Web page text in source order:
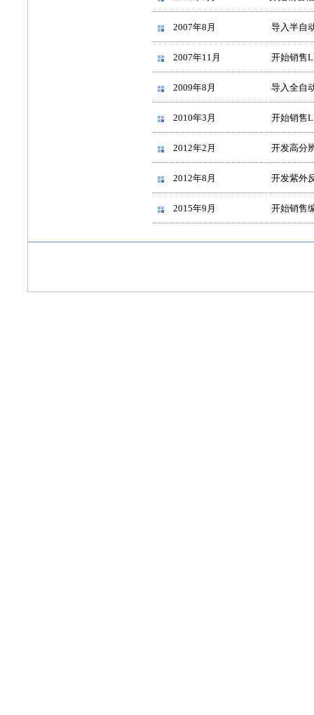
2007年8月 导入半自
2007年11月 开始销售
2009年8月 导入全自
2010年3月 开始销售
2012年2月 开发高分
2012年8月 开发紫外
2015年9月 开始销售